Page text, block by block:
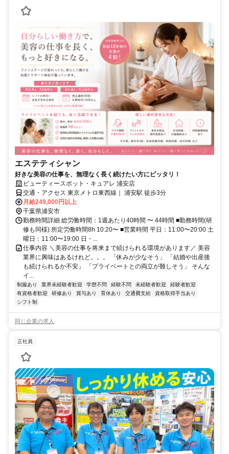
エステティシャン
好きな美容の仕事を、無理なく長く続けたい方にピッタリ！
ビューティースポット・キュアレ 浦安店
交通・アクセス 東京メトロ東西線｜ 浦安駅 徒歩3分
月給249,000円以上
千葉県浦安市
勤務時間詳細 総労働時間：1週あたり40時間 〜 44時間 ■勤務時間(研
修も同様) 所定労働時間8h 10:20〜 ■営業時間 平日：11:00〜20:00 土
曜日：11:00〜19:00 日・...
仕事内容 ＼美容の仕事を将来まで続けられる環境があります／ 美容
業界に興味はあるけれど。。。 「休みが少なそう」 「結婚や出産後
も続けられるか不安」 「プライベートとの両立が難しそう」 そんな
イ...
制服あり 業界未経験者歓迎 学歴不問 経験不問 未経験者歓迎
経験者歓迎
有資格者歓迎
研修あり 賞与あり 育休あり 交通費支給
資格取得手当あり
シフト制
同じ企業の求人
正社員